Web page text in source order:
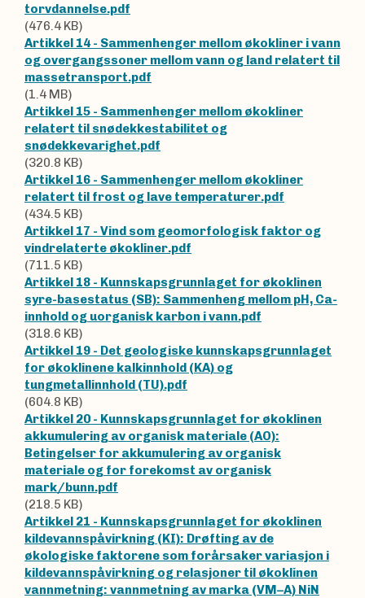
torvdannelse.pdf
(476.4 KB)
Artikkel 14 - Sammenhenger mellom økokliner i vann
og overgangssoner mellom vann og land relatert til
massetransport.pdf
(1.4 MB)
Artikkel 15 - Sammenhenger mellom økokliner
relatert til snødekkestabilitet og
snødekkevarighet.pdf
(320.8 KB)
Artikkel 16 - Sammenhenger mellom økokliner
relatert til frost og lave temperaturer.pdf
(434.5 KB)
Artikkel 17 - Vind som geomorfologisk faktor og
vindrelaterte økokliner.pdf
(711.5 KB)
Artikkel 18 - Kunnskapsgrunnlaget for økoklinen
syre-basestatus (SB): Sammenheng mellom pH, Ca-
innhold og uorganisk karbon i vann.pdf
(318.6 KB)
Artikkel 19 - Det geologiske kunnskapsgrunnlaget
for økoklinene kalkinnhold (KA) og
tungmetallinnhold (TU).pdf
(604.8 KB)
Artikkel 20 - Kunnskapsgrunnlaget for økoklinen
akkumulering av organisk materiale (AO):
Betingelser for akkumulering av organisk
materiale og for forekomst av organisk
mark/bunn.pdf
(218.5 KB)
Artikkel 21 - Kunnskapsgrunnlaget for økoklinen
kildevannspåvirkning (KI): Drøfting av de
økologiske faktorene som forårsaker variasjon i
kildevannspåvirkning og relasjoner til økoklinen
vannmetning: vannmetning av marka (VM–A) NiN